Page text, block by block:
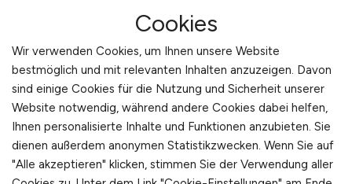
Krankenhaus/Kliniken/Pflegeeinrichtungen
Für Arbeitgeber
Stellenanzeigen schalten
Mediadaten & Konditionen
Arbeitgeber Seite
Cookies
Wir verwenden Cookies, um Ihnen unsere Website
bestmöglich und mit relevanten Inhalten anzuzeigen. Davon
sind einige Cookies für die Nutzung und Sicherheit unserer
Website notwendig, während andere Cookies dabei helfen,
Ihnen personalisierte Inhalte und Funktionen anzubieten. Sie
dienen außerdem anonymen Statistikzwecken. Wenn Sie auf
"Alle akzeptieren" klicken, stimmen Sie der Verwendung aller